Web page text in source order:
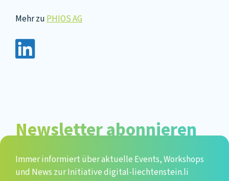
Mehr zuPHIOS AG
Newsletter abonnieren
Immer informiert über aktuelle Events, Workshops
und News zur Initiative digital-liechtenstein.li